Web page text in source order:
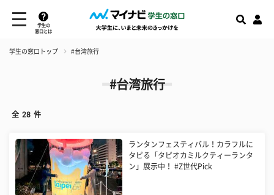
学生の
窓口とは
学生の窓口トップ #台湾旅行
#台湾旅行
全 28 件
ランタンフェスティバル！カラフルに
タピる「タピオカミルクティーランタ
ン」展示中！ #Z世代Pick